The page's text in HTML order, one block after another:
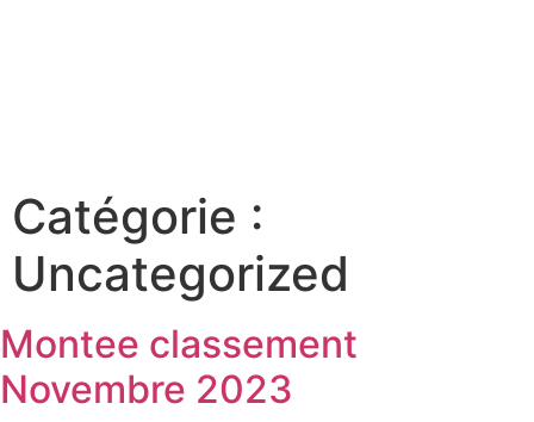
Catégorie :
Uncategorized
Montee classement
Novembre 2023